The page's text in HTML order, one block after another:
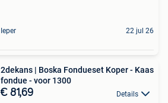
Ieper 22 jul 26
2dekans | Boska Fondueset Koper - Kaas
fondue - voor 1300
€ 81,69 Details